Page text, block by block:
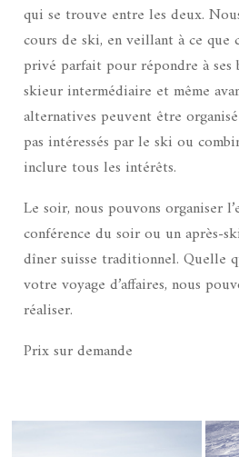
qui se trouve entre les deux.
cours de ski, en veillant à ce
privé parfait pour répondre à ses
skieur intermédiaire et même
alternatives peuvent être
pas intéressés par le ski ou
inclure tous les intérêts.
Le soir, nous pouvons organiser
conférence du soir ou un après-
dîner suisse traditionnel. Quelle
votre voyage d’affaires, nous
réaliser.
Prix sur demande